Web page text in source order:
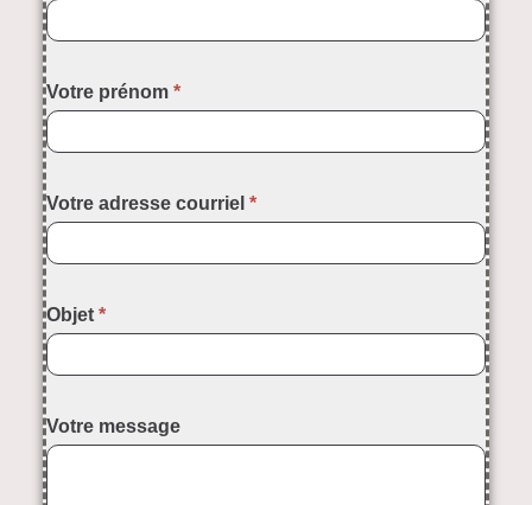
nous
Votre prénom *
Votre adresse courriel *
Objet *
Votre message